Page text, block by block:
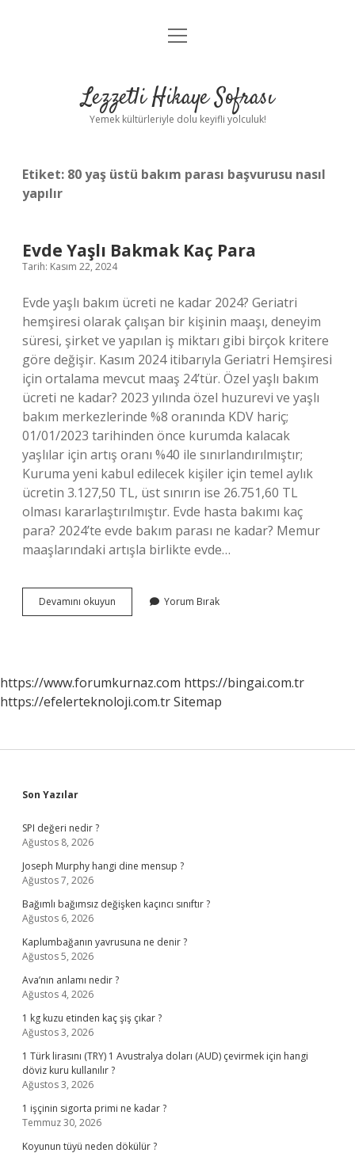
Anasayfa
Yasal Uyarı
menüyü
Lezzetli Hikaye Sofrası
Yemek kültürleriyle dolu keyifli yolculuk!
Etiket: 80 yaş üstü bakım parası başvurusu nasıl
yapılır
Evde Yaşlı Bakmak Kaç Para
Tarih: Kasım 22, 2024
Evde yaşlı bakım ücreti ne kadar 2024? Geriatri
hemşiresi olarak çalışan bir kişinin maaşı, deneyim
süresi, şirket ve yapılan iş miktarı gibi birçok kritere
göre değişir. Kasım 2024 itibarıyla Geriatri Hemşiresi
için ortalama mevcut maaş 24’tür. Özel yaşlı bakım
ücreti ne kadar? 2023 yılında özel huzurevi ve yaşlı
bakım merkezlerinde %8 oranında KDV hariç;
01/01/2023 tarihinden önce kurumda kalacak
yaşlılar için artış oranı %40 ile sınırlandırılmıştır;
Kuruma yeni kabul edilecek kişiler için temel aylık
ücretin 3.127,50 TL, üst sınırın ise 26.751,60 TL
olması kararlaştırılmıştır. Evde hasta bakımı kaç
para? 2024’te evde bakım parası ne kadar? Memur
maaşlarındaki artışla birlikte evde…
Devamını okuyun
Yaşlı
Yorum Bırak
https://www.forumkurnaz.com https://bingai.com.tr
https://efelerteknoloji.com.trSitemap
Sidebar
Son Yazılar
SPI değeri nedir ?
Ağustos 8, 2026
Joseph Murphy hangi dine mensup ?
Ağustos 7, 2026
Bağımlı bağımsız değişken kaçıncı sınıftır ?
Ağustos 6, 2026
Kaplumbağanın yavrusuna ne denir ?
Ağustos 5, 2026
Ava’nın anlamı nedir ?
Ağustos 4, 2026
1 kg kuzu etinden kaç şiş çıkar ?
Ağustos 3, 2026
1 Türk lirasını (TRY) 1 Avustralya doları (AUD) çevirmek için hangi
döviz kuru kullanılır ?
Ağustos 3, 2026
1 işçinin sigorta primi ne kadar ?
Temmuz 30, 2026
Koyunun tüyü neden dökülür ?